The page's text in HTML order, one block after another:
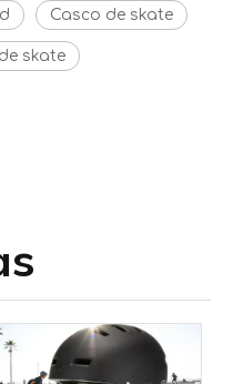
Casco de skate
skate